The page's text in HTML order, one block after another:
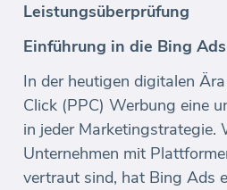
Leistungsüberprüfung
Einführung in die Bing
In der heutigen digitalen
Click (PPC) Werbung eine
in jeder Marketingstrategie.
Unternehmen mit
vertraut sind, hat Bing Ads